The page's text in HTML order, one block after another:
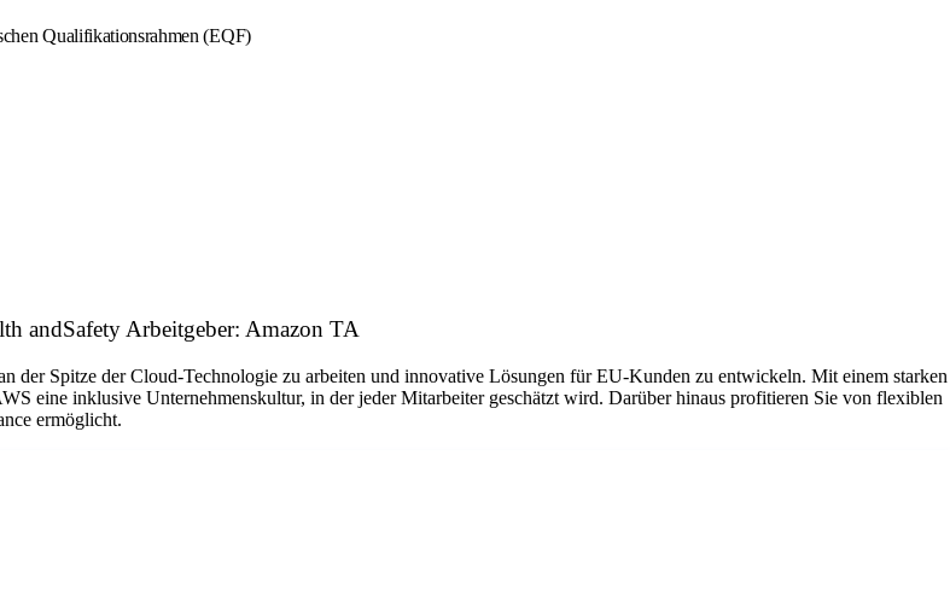
Qualifikationsrahmen (EQF)
andSafety Arbeitgeber: Amazon TA
der Spitze der Cloud-Technologie zu arbeiten und innovative Lösungen für EU-Kunden zu entwickeln. Mit einem starken
eine inklusive Unternehmenskultur, in der jeder Mitarbeiter geschätzt wird. Darüber hinaus profitieren Sie von flexiblen
ermöglicht.